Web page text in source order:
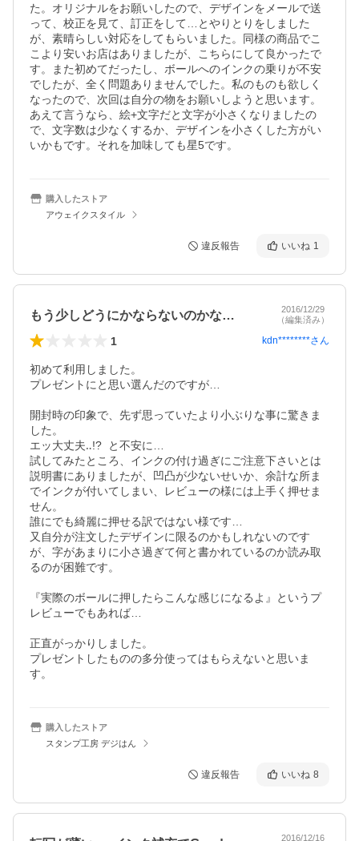
た。オリジナルをお願いしたので、デザインをメールで送
って、校正を見て、訂正をして…とやりとりをしました
が、素晴らしい対応をしてもらいました。同様の商品でこ
こより安いお店はありましたが、こちらにして良かったで
す。また初めてだったし、ボールへのインクの乗りが不安
でしたが、全く問題ありませんでした。私のものも欲しく
なったので、次回は自分の物をお願いしようと思います。
あえて言うなら、絵+文字だと文字が小さくなりましたの
で、文字数は少なくするか、デザインを小さくした方がい
いかもです。それを加味しても星5です。
購入したストア
アウェイクスタイル
違反報告 いいね 1
もう少しどうにかならないのかな…
2016/12/29
（編集済み）
1 kdn********さん
初めて利用しました。
プレゼントにと思い選んだのですが…
開封時の印象で、先ず思っていたより小ぶりな事に驚きま
した。
エッ大丈夫‥!?  と不安に…
試してみたところ、インクの付け過ぎにご注意下さいとは
説明書にありましたが、凹凸が少ないせいか、余計な所ま
でインクが付いてしまい、レビューの様には上手く押せま
せん。
誰にでも綺麗に押せる訳ではない様です…
又自分が注文したデザインに限るのかもしれないのです
が、字があまりに小さ過ぎて何と書かれているのか読み取
るのが困難です。
『実際のボールに押したらこんな感じになるよ』というプ
レビューでもあれば…
正直がっかりしました。
プレゼントしたものの多分使ってはもらえないと思いま
す。
購入したストア
スタンプ工房 デジはん
違反報告 いいね 8
2016/12/16